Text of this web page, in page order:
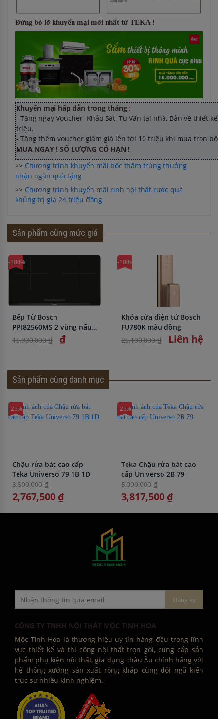
Đừng bỏ lỡ khuyến mại mới nhất từ TEKA !
Khuyến mại hấp dẫn trong tháng :
- Tặng ngay Voucher Khảo Sát, Tư Vấn tại nhà, Bản vẽ thiết
triệu.
- Tặng thêm voucher giảm giá lên tới 10 triệu khi mua trọn
MUA NGAY ! SỐ LƯỢNG CÓ HẠN !
>> Chương trình khuyến mãi bốc thăm trúng thưởng
nhận ngàn quà tặng
>> Chương trình khuyến mãi rinh nội thất rước quà
khủng trị giá 24 triệu đồng
Sản phẩm cùng mức giá
-100%
Bếp Từ Bosch
PPI82560MS 2 vùng nấu
nhập khẩu chính hãng
15,990,000 ₫ ₫
-100%
Khóa cửa điện tử Bosch
FU780K màu đồng
25,190,000 ₫
Liên hệ
Sản phẩm cùng danh mục
-25%
Chậu rửa bát cao cấp
Teka Universo 79 1B 1D
3,690,000 ₫
2,767,500 ₫
-25%
Teka Chậu rửa bát cao
cấp Universo 2B 79
5,090,000 ₫
3,817,500 ₫
CÔNG TY TNHH NỘI THẤT MỘC TINH HOA
Mộc Tinh Hoa là thương hiệu uy tín hàng đầu trong lĩnh
vực thiết kế và thi công nội thất trọn gói, cung cấp sản
phẩm phụ kiện nội thất, gia dụng châu Âu chính hãng với
hệ thống xưởng sản xuất rộng khắp cùng đội ngũ kiến
trúc sư nhiều kinh nghiệm.